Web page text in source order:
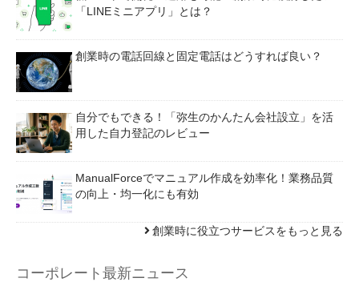
「LINEミニアプリ」とは？
創業時の電話回線と固定電話はどうすれば良い？
自分でもできる！「弥生のかんたん会社設立」を活
用した自力登記のレビュー
ManualForceでマニュアル作成を効率化！業務品質
の向上・均一化にも有効
創業時に役立つサービスをもっと見る
コーポレート最新ニュース